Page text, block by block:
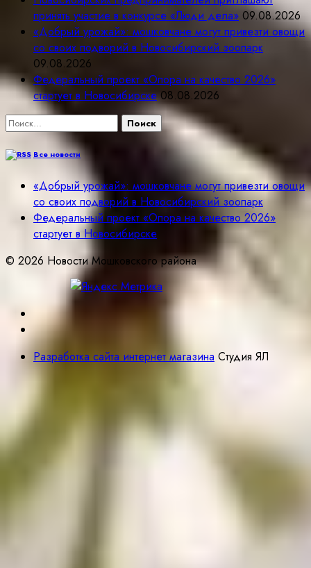
принять участие в конкурсе «Люди дела» 09.08.2026
«Добрый урожай»: мошковчане могут привезти овощи
со своих подворий в Новосибирский зоопарк
09.08.2026
Федеральный проект «Опора на качество 2026»
стартует в Новосибирске 08.08.2026
Найти:
Все новости
«Добрый урожай»: мошковчане могут привезти овощи
со своих подворий в Новосибирский зоопарк
Федеральный проект «Опора на качество 2026»
стартует в Новосибирске
© 2026 Новости Мошковского района
Разработка сайта интернет магазина Студия ЯЛ